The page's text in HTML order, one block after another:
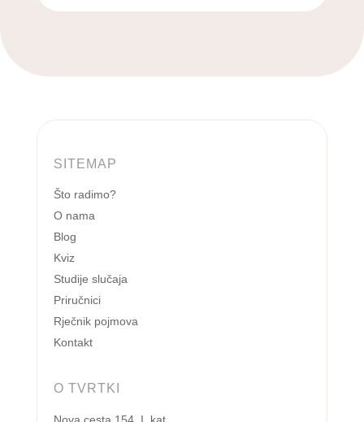
SITEMAP
Što radimo?
O nama
Blog
Kviz
Studije slučaja
Priručnici
Rječnik pojmova
Kontakt
O TVRTKI